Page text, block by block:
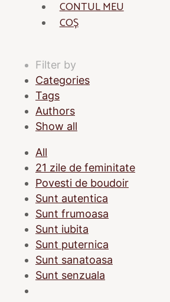
CONTUL MEU
COȘ
Filter by
Categories
Tags
Authors
Show all
All
21 zile de feminitate
Povesti de boudoir
Sunt autentica
Sunt frumoasa
Sunt iubita
Sunt puternica
Sunt sanatoasa
Sunt senzuala